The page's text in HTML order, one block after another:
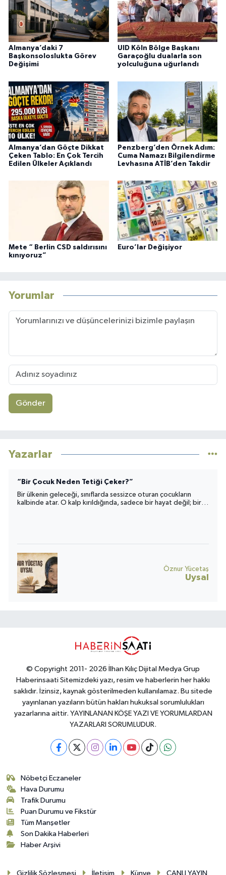
Almanya’daki 7
Başkonsoloslukta Görev
Değişimi
UID Köln Bölge Başkanı
Garaçoğlu dualarla son
yolculuğuna uğurlandı
Almanya’dan Göçte Dikkat
Çeken Tablo: En Çok Tercih
Edilen Ülkeler Açıklandı
Penzberg’den Örnek Adım:
Cuma Namazı Bilgilendirme
Levhasına ATİB’den Takdir
Mete “ Berlin CSD saldırısını
kınıyoruz”
Euro’lar Değişiyor
Yorumlar
Gönder
Yazarlar
“Bir Çocuk Neden Tetiği Çeker?”
Bir ülkenin geleceği, sınıflarda sessizce oturan çocukların
kalbinde atar. O kalp kırıldığında, sadece bir hayat değil; bir
Öznur Yücetaş
Uysal
© Copyright 2011- 2026 İlhan Kılıç Dijital Medya Grup
Haberinsaati Sitemizdeki yazı, resim ve haberlerin her hakkı
saklıdır. İzinsiz, kaynak gösterilmeden kullanılamaz. Bu sitede
yayınlanan yazıların bütün hakları hukuksal sorumlulukları
yazarlarına aittir. YAYINLANAN KÖŞE YAZI VE YORUMLARDAN
YAZARLARI SORUMLUDUR.
Nöbetçi Eczaneler
Hava Durumu
Trafik Durumu
Puan Durumu ve Fikstür
Tüm Manşetler
Son Dakika Haberleri
Haber Arşivi
Gizlilik Sözleşmesi İletişim Künye CANLI YAYIN